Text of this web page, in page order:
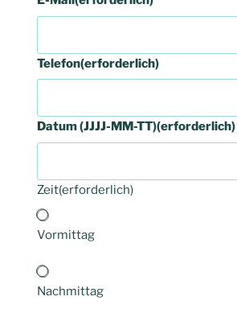
Telefon(erforderlich)
Datum (JJJJ-MM-TT)(erforderlich)
Zeit(erforderlich)
Vormittag
Nachmittag